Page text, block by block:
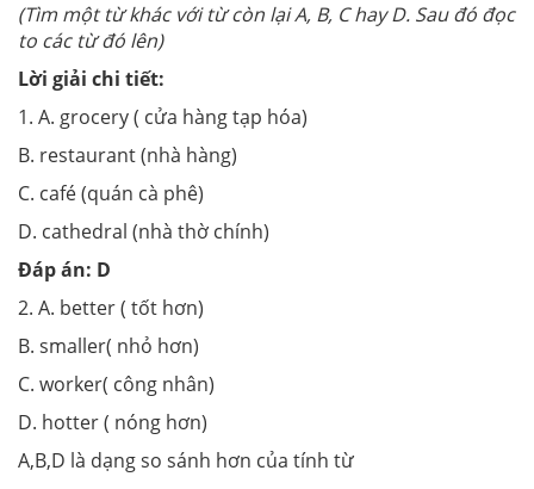
(Tìm một từ khác với từ còn lại A, B, C hay D. Sau đó đọc
to các từ đó lên)
Lời giải chi tiết:
1. A. grocery ( cửa hàng tạp hóa)
B. restaurant (nhà hàng)
C. café (quán cà phê)
D. cathedral (nhà thờ chính)
Đáp án: D
2. A. better ( tốt hơn)
B. smaller( nhỏ hơn)
C. worker( công nhân)
D. hotter ( nóng hơn)
A,B,D là dạng so sánh hơn của tính từ